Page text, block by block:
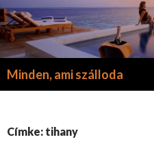
Minden, ami szálloda
Címke: tihany